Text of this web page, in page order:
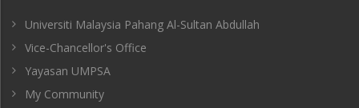
Universiti Malaysia Pahang Al-Sultan Abdullah
Vice-Chancellor's Office
Yayasan UMPSA
My Community